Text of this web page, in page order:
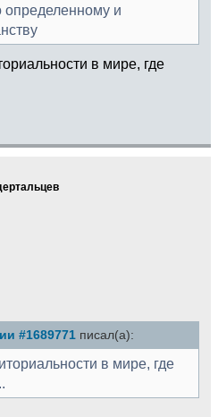
определенному и
в мире, где
#1689771 писал(а):
в мире, где